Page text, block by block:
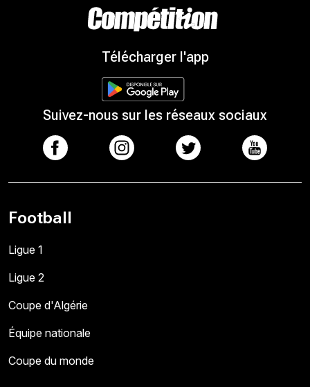
Télécharger l'app
Suivez-nous sur les réseaux sociaux
Football
Ligue 1
Ligue 2
Coupe d'Algérie
Équipe nationale
Coupe du monde